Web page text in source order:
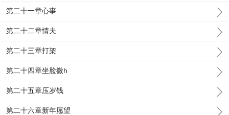
第二十一章心事
第二十二章情夫
第二十三章打架
第二十四章坐脸微h
第二十五章压岁钱
第二十六章新年愿望